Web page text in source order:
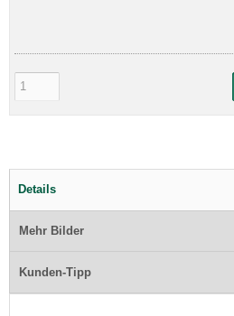
Details
Mehr Bilder
Kunden-Tipp